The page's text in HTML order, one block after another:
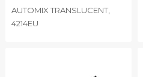
AUTOMIX TRANSLUCENT,
4214EU